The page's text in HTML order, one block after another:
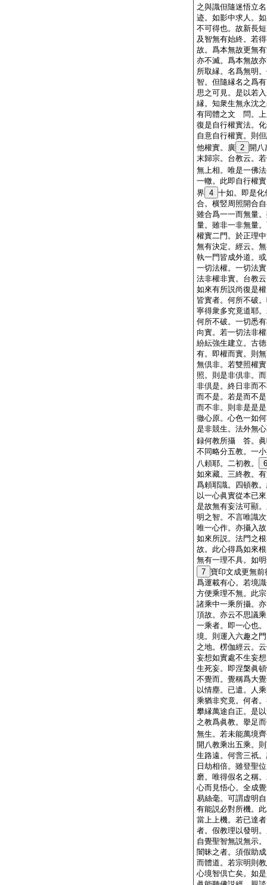
之與識但隨迷悟立
迹。如影中求人。
不可得也。故新長
及智無有始終。若
故。爲本無故更無
亦不滅。爲本無故
所取縁。名爲無明
智。但隨縁名之爲
思之可見。是以若
縁。知衆生無永沈
有同體之文 問。上
復是自行權實法。
自意自行權實。則
他權實。廣 2 開八
末歸宗。台教云。
無上相。唯是一佛
一轍。此即自行權
界 4 十如。即是化
合。横竪周照開合
雖合爲一一而無量
量。雖非一非無量
權實二門。於正理
無有決定。經云。
執一門皆成外道。
一切法權。一切法
法非權非實。台教
如來有所説尚復是
皆實者。何所不破
寧得衆多究竟道耶
何所不破。一切悉
向實。若一切法非
紛紜強生建立。古
有。即權而實。則
無倶非。若雙照權
照。則是非倶非。
非倶是。終日非而
而不是。若是而不
而不非。則非是是
徹心原。心色一如
是非競生。法外無
録何教所攝 答。眞
不同略分五教。一
八頼耶。二初教。
6
如來藏。三終教。
爲頼耶識。四頓教
以一心眞實從本已
是故無有妄法可顯
明之智。不言唯識
唯一心作。亦攝入
如來所説。法門之
故。此心得爲如來
無有一理不具。如
7 寶印文成更無前
爲運載有心。若境
方便乘理不無。此
諸乘中一乘所攝。
頂故。亦云不思議
一乘者。即一心也
境。則運入六趣之
之地。楞伽經云。
妄想如實處不生妄
生死妄。即涅槃眞
不覺而。覺稱爲大
以情塵。已遣。人
乘猶非究竟。何者
攀縁萬途自正。是
之教爲眞教。擧足
無生。若未能萬境
開八教乘出五乘。
生路遠。何啻三祇
日劫相倍。雖登聖
磨。唯得假名之稱
心而見悟心。全成
易絲毫。可謂虚明
有能説必對所機。
當上上機。若已達
者。假教理以發明
自覺聖智無説無示
闇昧之者。須假助
而體道。若宗明則
心境智倶亡矣。如